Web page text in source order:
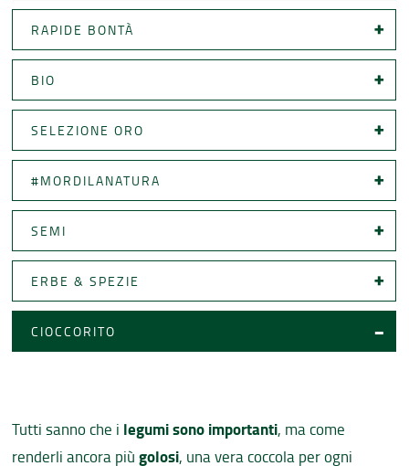
RAPIDE BONTÀ
BIO
SELEZIONE ORO
#MORDILANATURA
SEMI
ERBE & SPEZIE
CIOCCORITO
Tutti sanno che i legumi sono importanti, ma come
renderli ancora più golosi, una vera coccola per ogni